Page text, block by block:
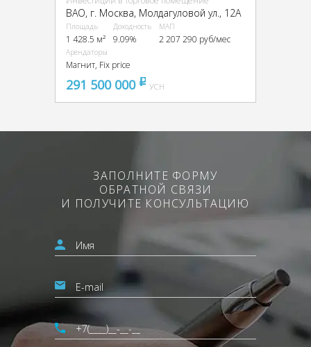
ВАО, г. Москва, Молдагуловой ул., 12А
Площадь
1 428.5 м²
Доходность
9.09%
МАП
2 207 290 руб/мес
Арендаторы
Магнит, Fix price
291 500 000 pуб
УСН
ЗАПОЛНИТЕ ФОРМУ
ОБРАТНОЙ СВЯЗИ
И ПОЛУЧИТЕ КОНСУЛЬТАЦИЮ